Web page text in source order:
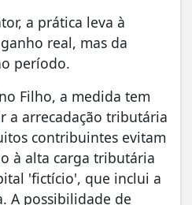
a prática leva à
real, mas da
período.
Filho, a medida tem
a arrecadação tributária
contribuintes evitam
à alta carga tributária
'fictício', que inclui a
A possibilidade de